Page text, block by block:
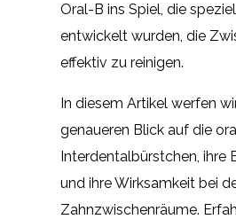
Oral-B ins Spiel, die
entwickelt wurden, die
effektiv zu reinigen.
In diesem Artikel werfen
genaueren Blick auf die
Interdentalbürstchen, ihre
und ihre Wirksamkeit bei
Zahnzwischenräume.